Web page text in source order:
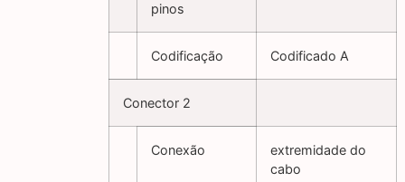
pinos
Codificação Codificado A
Conector 2
Conexão
extremidade do
cabo